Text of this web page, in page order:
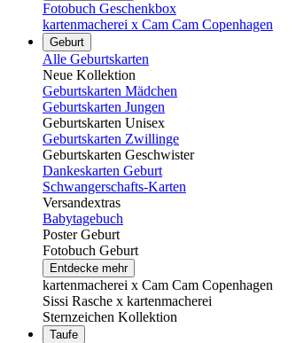
Fotobuch Geschenkbox
kartenmacherei x Cam Cam Copenhagen
Geburt
Alle Geburtskarten
Neue Kollektion
Geburtskarten Mädchen
Geburtskarten Jungen
Geburtskarten Unisex
Geburtskarten Zwillinge
Geburtskarten Geschwister
Dankeskarten Geburt
Schwangerschafts-Karten
Versandextras
Babytagebuch
Poster Geburt
Fotobuch Geburt
Entdecke mehr
kartenmacherei x Cam Cam Copenhagen
Sissi Rasche x kartenmacherei
Sternzeichen Kollektion
Taufe